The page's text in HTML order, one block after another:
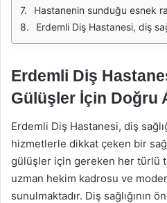
Hastanenin sunduğu esnek randevu sistemleri, hastaların yoğun yaşam temposuna uyum sağlamalarına yardımcı olmaktadır. Online randevu alma imkanı, hastaların zamanlarını daha verimli
Erdemli Diş Hastanesi, diş sağlığını ön planda tutan yaklaşımı ile sadece tedavi değil, aynı zamanda koruyucu hekimlik hizmetleri de sunarak, sağlıklı gülüşler için doğru adres olmaya devam
Erdemli Diş
Gülüşler İçin Doğru
Erdemli Diş Hastanesi, diş
hizmetlerle dikkat çeken bir
gülüşler için gereken her türlü
uzman hekim kadrosu ve
sunulmaktadır. Diş sağlığının